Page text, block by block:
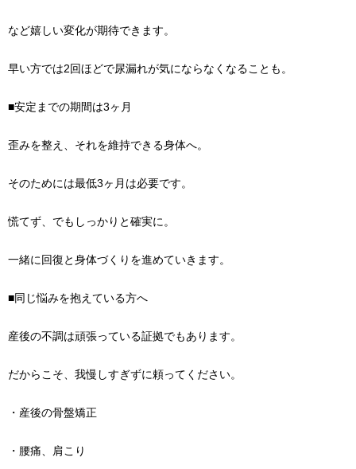
など嬉しい変化が期待できます。
早い方では2回ほどで尿漏れが気にならなくなることも。
■安定までの期間は3ヶ月
歪みを整え、それを維持できる身体へ。
そのためには最低3ヶ月は必要です。
慌てず、でもしっかりと確実に。
一緒に回復と身体づくりを進めていきます。
■同じ悩みを抱えている方へ
産後の不調は頑張っている証拠でもあります。
だからこそ、我慢しすぎずに頼ってください。
・産後の骨盤矯正
・腰痛、肩こり